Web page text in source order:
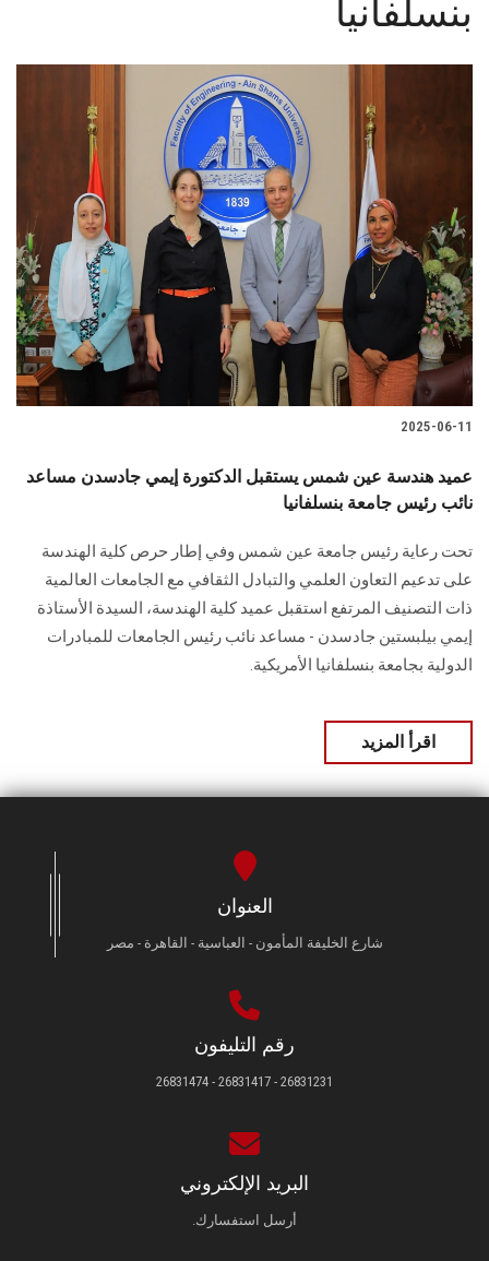
الطلاب
هيئة التدريس
الدراسات العليا
الخريجين
سجل الان
بنسلفانيا
2025-06-11
عميد هندسة عين شمس يستقبل الدكتورة إيمي جادسدن مساعد
نائب رئيس جامعة بنسلفانيا
تحت رعاية رئيس جامعة عين شمس وفي إطار حرص كلية الهندسة
على تدعيم التعاون العلمي والتبادل الثقافي مع الجامعات العالمية
ذات التصنيف المرتفع استقبل عميد كلية الهندسة، السيدة الأستاذة
إيمي بيلبستين جادسدن - مساعد نائب رئيس الجامعات للمبادرات
الدولية بجامعة بنسلفانيا الأمريكية.
اقرأ المزيد
العنوان
شارع الخليفة المأمون - العباسية - القاهرة - مصر
رقم التليفون
26831231 - 26831417 - 26831474
البريد الإلكتروني
أرسل استفسارك.